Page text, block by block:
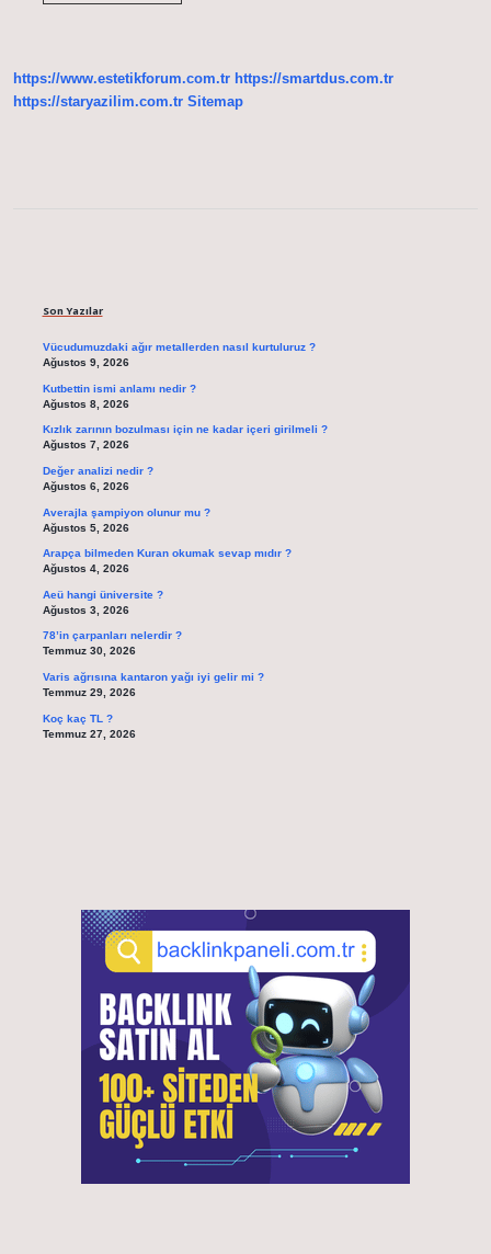
https://www.estetikforum.com.tr https://smartdus.com.tr
https://staryazilim.com.tr Sitemap
Son Yazılar
Vücudumuzdaki ağır metallerden nasıl kurtuluruz ?
Ağustos 9, 2026
Kutbettin ismi anlamı nedir ?
Ağustos 8, 2026
Kızlık zarının bozulması için ne kadar içeri girilmeli ?
Ağustos 7, 2026
Değer analizi nedir ?
Ağustos 6, 2026
Averajla şampiyon olunur mu ?
Ağustos 5, 2026
Arapça bilmeden Kuran okumak sevap mıdır ?
Ağustos 4, 2026
Aeü hangi üniversite ?
Ağustos 3, 2026
78’in çarpanları nelerdir ?
Temmuz 30, 2026
Varis ağrısına kantaron yağı iyi gelir mi ?
Temmuz 29, 2026
Koç kaç TL ?
Temmuz 27, 2026